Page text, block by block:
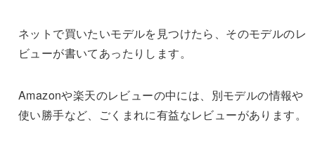
ネットで買いたいモデルを見つけたら、そのモデルのレ
ビューが書いてあったりします。
Amazonや楽天のレビューの中には、別モデルの情報や
使い勝手など、ごくまれに有益なレビューがあります。